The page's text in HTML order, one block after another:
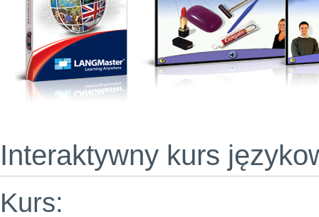
Interaktywny kurs
Kurs: